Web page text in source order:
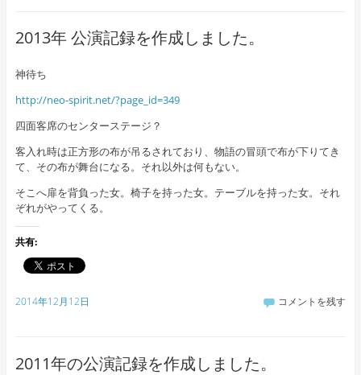
2013年 公演記録を作成しました。
神待ち
http://neo-spirit.net/?page_id=349
四面客席のセンターステージ？
客入れ時は正方形の布が吊るされており、物語の冒頭で布が下りてき
て、その布が舞台になる。それ以外は何もない。
そこへ扉を背負った女。椅子を持った女。テーブルを持った女。それ
ぞれがやってくる。
共有:
2014年12月12日 コメントを残す
2011年の公演記録を作成しました。